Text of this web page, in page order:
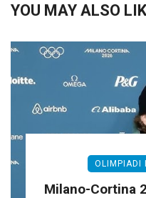
YOU MAY ALSO
OLIMPIADI
Milano-Cortina